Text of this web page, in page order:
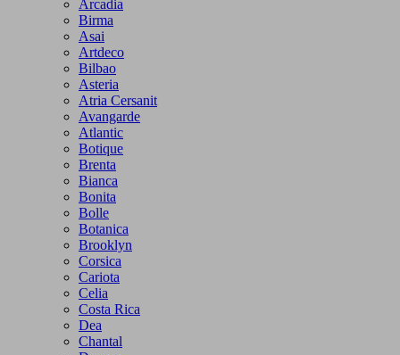
Arcadia
Birma
Asai
Artdeco
Bilbao
Asteria
Atria Cersanit
Avangarde
Atlantic
Botique
Brenta
Bianca
Bonita
Bolle
Botanica
Brooklyn
Corsica
Cariota
Celia
Costa Rica
Dea
Chantal